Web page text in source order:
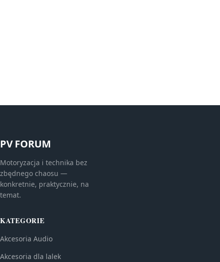
PV FORUM
Motoryzacja i technika bez
zbędnego chaosu —
konkretnie, praktycznie, na
temat.
KATEGORIE
Akcesoria Audio
Akcesoria dla lalek